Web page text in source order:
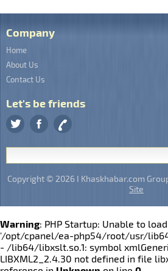
Company
Home
About Us
Contact Us
Let's be friends
Copyright © 2026 I Khaskhabar.com
Site
Warning: PHP Startup: Unable to
'/opt/cpanel/ea-php54/root/usr/
- /lib64/libxslt.so.1: symbol
LIBXML2_2.4.30 not defined in file